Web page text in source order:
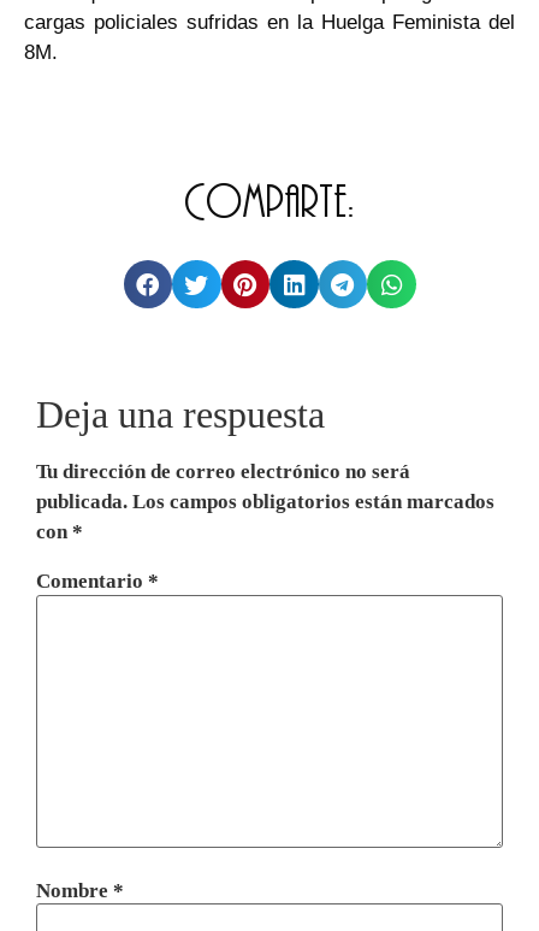
cargas policiales sufridas en la Huelga Feminista del
8M.
Comparte:
Deja una respuesta
Tu dirección de correo electrónico no será
publicada. Los campos obligatorios están marcados
con*
Comentario *
Nombre *